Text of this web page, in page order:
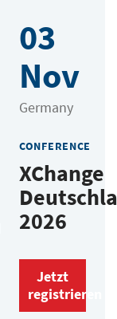
03
Nov
Germany
CONFERENCE
XChange
2026
Jetzt
registrieren